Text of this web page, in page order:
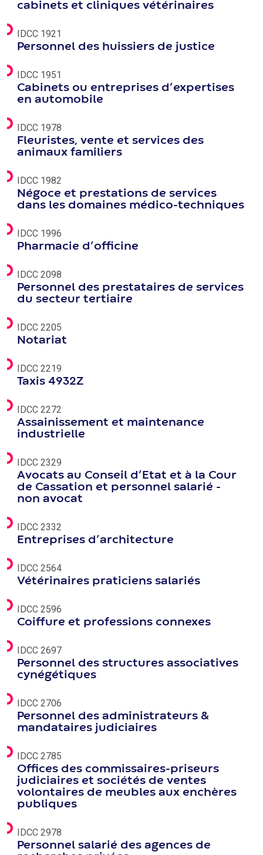
cabinets et cliniques vétérinaires
IDCC 1921
Personnel des huissiers de justice
IDCC 1951
Cabinets ou entreprises d’expertises
en automobile
IDCC 1978
Fleuristes, vente et services des
animaux familiers
IDCC 1982
Négoce et prestations de services
dans les domaines médico-techniques
IDCC 1996
Pharmacie d’officine
IDCC 2098
Personnel des prestataires de services
du secteur tertiaire
IDCC 2205
Notariat
IDCC 2219
Taxis 4932Z
IDCC 2272
Assainissement et maintenance
industrielle
IDCC 2329
Avocats au Conseil d’Etat et à la Cour
de Cassation et personnel salarié -
non avocat
IDCC 2332
Entreprises d’architecture
IDCC 2564
Vétérinaires praticiens salariés
IDCC 2596
Coiffure et professions connexes
IDCC 2697
Personnel des structures associatives
cynégétiques
IDCC 2706
Personnel des administrateurs &
mandataires judiciaires
IDCC 2785
Offices des commissaires-priseurs
judiciaires et sociétés de ventes
volontaires de meubles aux enchères
publiques
IDCC 2978
Personnel salarié des agences de